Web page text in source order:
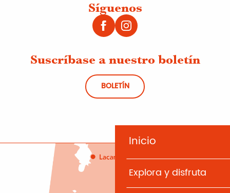
Inicio
Explora y disfruta
Síguenos
Suscríbase a nuestro boletín
BOLETÍN